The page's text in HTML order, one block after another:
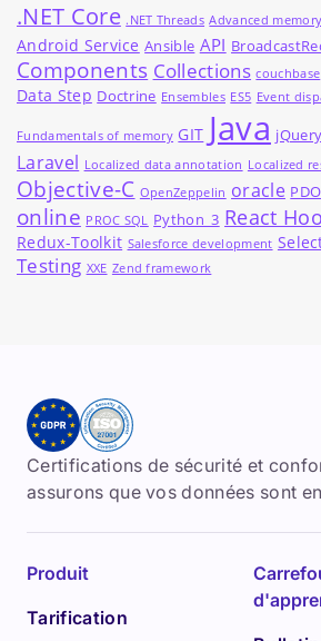
.NET Core .NET Threads Advanced
Android Service Ansible API
Components Collections couchbase
Data Step Doctrine Ensembles ES5 Event
Fundamentals of memory GIT Java jQuery
Laravel Localized data annotation Localized
Objective-C OpenZeppelin oracle PDO
online PROC SQL Python_3 React
Redux-Toolkit Salesforce development
Testing XXE Zend framework
Certifications de sécurité et
assurons que vos données sont
Produit
Tarification